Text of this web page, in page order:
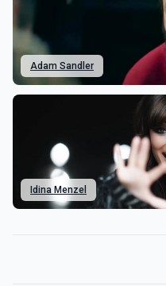
Adam Sandler
Idina Menzel